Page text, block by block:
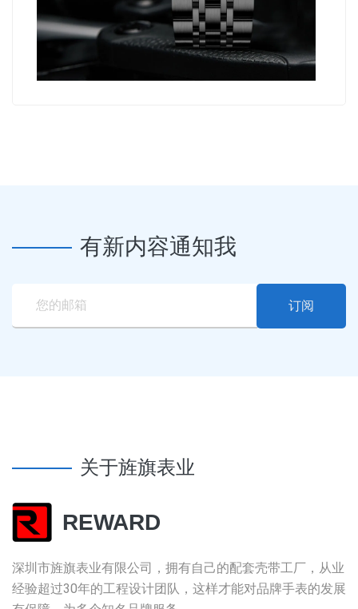
有新内容通知我
订阅
关于旌旗表业
REWARD
深圳市旌旗表业有限公司，拥有自己的配套壳带工厂，从业
经验超过30年的工程设计团队，这样才能对品牌手表的发展